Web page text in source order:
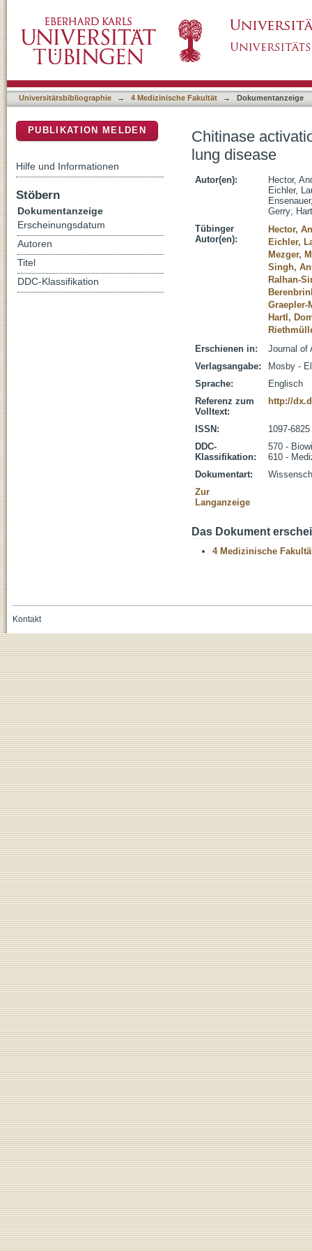
Universitätsbibliographie → 4 Medizinische Fakultät → Dokumentanzeige
Chitinase
lung disease
Autor(en):
Hector,
Eichler,
Gerry;
Tübinger
Autor(en):
Hector,
Eichler,
Mezger,
Singh,
Ralhan-
Graepler-
Hartl,
Erschienen in:
Journal of
Verlagsangabe:
Mosby -
Sprache:
Englisch
Referenz zum
Volltext:
http://
ISSN:
1097-6825
DDC-
Klassifikation:
570 -
610 -
Dokumentart:
Zur
Langanzeige
Das Dokument
4 Medizinische
PUBLIKATION MELDEN
Hilfe und Informationen
Stöbern
Dokumentanzeige
Erscheinungsdatum
Autoren
Titel
DDC-Klassifikation
Kontakt